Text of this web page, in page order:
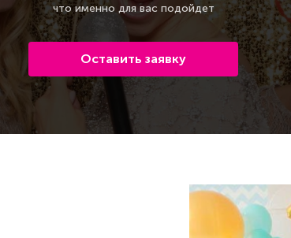
что именно для вас подойдет
Оставить заявку